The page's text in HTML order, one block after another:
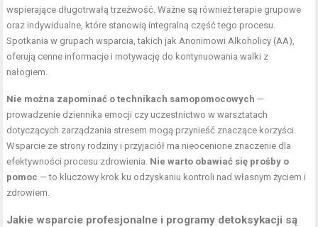
wspierające długotrwałą trzeźwość. Ważne są również terapie grupowe
oraz indywidualne, które stanowią integralną część tego procesu.
Spotkania w grupach wsparcia, takich jak Anonimowi Alkoholicy (AA),
oferują cenne informacje i motywację do kontynuowania walki z
nałogiem.
Nie można zapominać o technikach samopomocowych —
prowadzenie dziennika emocji czy uczestnictwo w warsztatach
dotyczących zarządzania stresem mogą przynieść znaczące korzyści.
Wsparcie ze strony rodziny i przyjaciół ma nieocenione znaczenie dla
efektywności procesu zdrowienia. Nie warto obawiać się prośby o
pomoc — to kluczowy krok ku odzyskaniu kontroli nad własnym życiem i
zdrowiem.
Jakie wsparcie profesjonalne i programy detoksykacji są